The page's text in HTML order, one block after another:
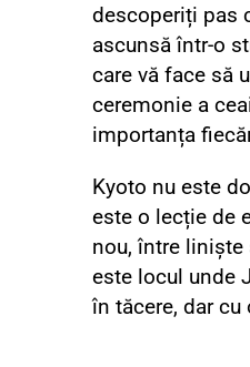
descoperiți pas
ascunsă într-o
care vă face să
ceremonie a
importanța
Kyoto nu este
este o lecție de
nou, între liniște
este locul unde
în tăcere, dar